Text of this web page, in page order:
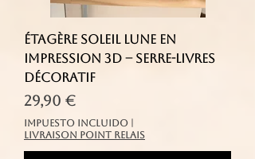
Étagère soleil lune en
impression 3D – serre-livres
décoratif
Precio
29,90 €
Impuesto incluido
livraison point relais